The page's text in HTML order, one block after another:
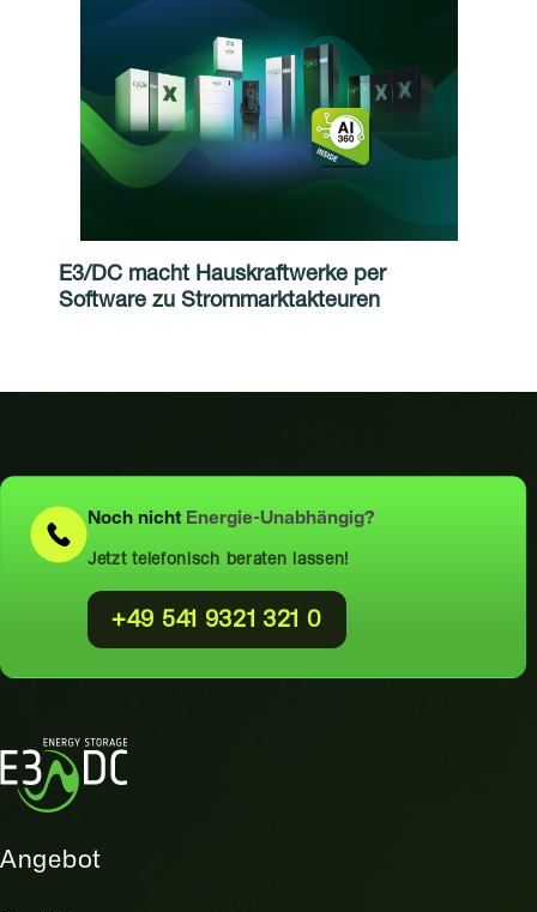
E3/DC macht Hauskraftwerke per
Software zu Strommarktakteuren
Noch nicht Energie-Unabhängig?
Jetzt telefonisch beraten lassen!
+49 541 9321 321 0
Angebot